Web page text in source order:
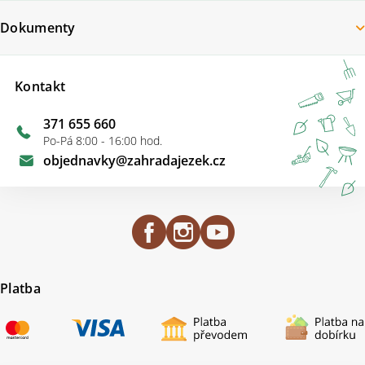
Kontakt
objednavky@zahradajezek.cz
371 655 660
Po-Pá 8:00 - 16:00 hod.
Dokumenty
Platba